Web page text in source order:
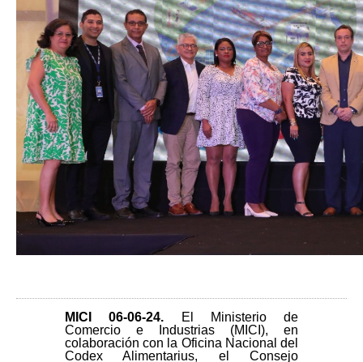
MICI 06-06-24.
El Ministerio de
Comercio e Industrias (MICI), en
colaboración con la Oficina Nacional del
Codex Alimentarius, el Consejo